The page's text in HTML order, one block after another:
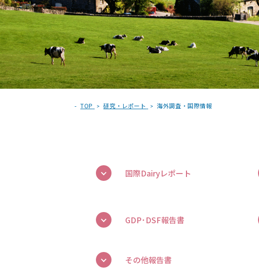
TOP 研究・レポート 海外調査・国際情報
国際Dairyレポート
GDP･DSF報告書
その他報告書